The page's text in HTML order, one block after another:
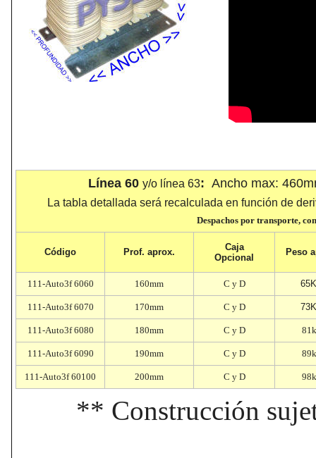
Línea 60 y/o línea 63: Ancho max:
La tabla detallada será recalculada en función de
Despachos por transporte,
Código Prof. aprox.
Caja
Opcional
Peso
111-Auto3f 6060 160mm C y D
111-Auto3f 6070 170mm C y D
111-Auto3f 6080 180mm C y D
111-Auto3f 6090 190mm C y D
111-Auto3f 60100 200mm C y D
** Construcción